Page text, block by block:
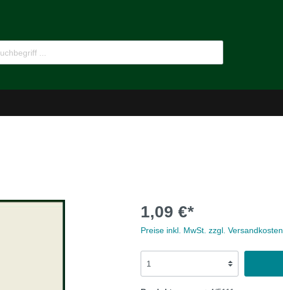
Ersatzteile1,09 €*
Preise inkl. MwSt. zzgl. Versandkosten